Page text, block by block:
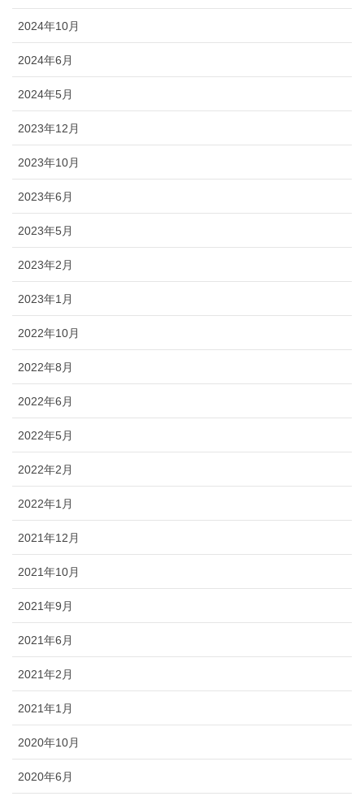
2024年10月
2024年6月
2024年5月
2023年12月
2023年10月
2023年6月
2023年5月
2023年2月
2023年1月
2022年10月
2022年8月
2022年6月
2022年5月
2022年2月
2022年1月
2021年12月
2021年10月
2021年9月
2021年6月
2021年2月
2021年1月
2020年10月
2020年6月